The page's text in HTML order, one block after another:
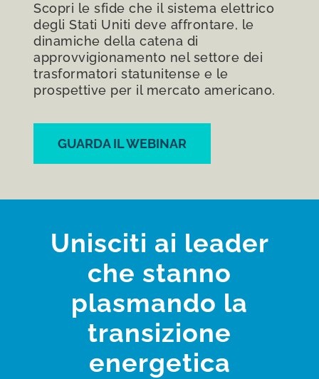
Scopri le sfide che il sistema elettrico
degli Stati Uniti deve affrontare, le
dinamiche della catena di
approvvigionamento nel settore dei
trasformatori statunitense e le
prospettive per il mercato americano.
GUARDA IL WEBINAR
Unisciti ai leader
che stanno
plasmando la
transizione
energetica